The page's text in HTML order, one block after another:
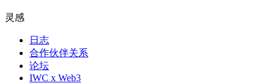
灵感
日志
合作伙伴关系
论坛
IWC x Web3